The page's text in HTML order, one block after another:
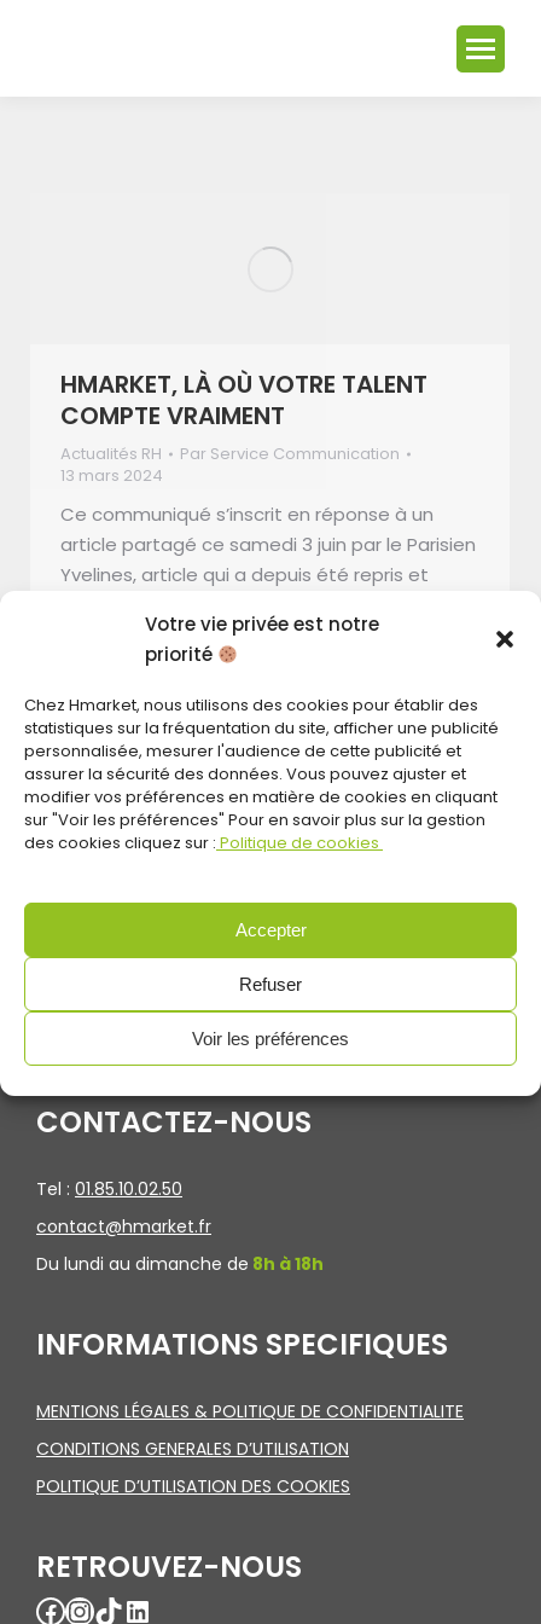
Votre vie privée est notre
priorité
Chez Hmarket, nous utilisons des cookies pour établir des
statistiques sur la fréquentation du site, afficher une publicité
personnalisée, mesurer l'audience de cette publicité et
assurer la sécurité des données. Vous pouvez ajuster et
modifier vos préférences en matière de cookies en cliquant
sur "Voir les préférences" Pour en savoir plus sur la gestion
des cookies cliquez sur : Politique de cookies
Accepter
Refuser
Voir les préférences
HMARKET, LÀ OÙ VOTRE TALENT
COMPTE VRAIMENT
Actualités RH Par Service Communication
13 mars 2024
Ce communiqué s’inscrit en réponse à un
article partagé ce samedi 3 juin par le Parisien
Yvelines, article qui a depuis été repris et
format digital et papier.
aux Mureaux, terrassé par l’impitoyable
concurrent halal Hmarket » met en cause la
responsabilité de notre groupe dans la
fermeture du supermarché Auchan basé sur
la commune des Mureaux.
revenir sur certains éléments présentés dans
ce papier qui suscitent pour nous et
visiblement pour certaine.s. lecteur.rice.s
quelques questionnements.
CONTACTEZ-NOUS
Tel : 01.85.10.02.50
contact@hmarket.fr
Du lundi au dimanche de 8h à 18h
INFORMATIONS SPECIFIQUES
MENTIONS LÉGALES & POLITIQUE DE CONFIDENTIALITE
CONDITIONS GENERALES D’UTILISATION
POLITIQUE D’UTILISATION DES COOKIES
RETROUVEZ-NOUS
Facebook InstagramTikTok LinkedIn